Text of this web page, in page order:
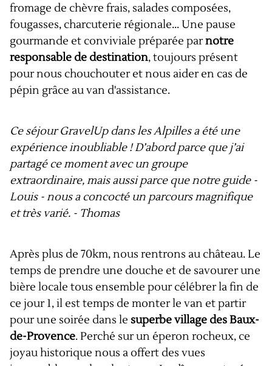
fromage de chèvre frais, salades composées,
fougasses, charcuterie régionale... Une pause
gourmande et conviviale préparée parnotre
responsable de destination, toujours présent
pour nous chouchouter et nous aider en cas de
pépin grâce au van d'assistance.
Ce séjour GravelUp dans les Alpilles a été une
expérience inoubliable ! D’abord parce que j’ai
partagé ce moment avec un groupe
extraordinaire, mais aussi parce que notre guide -
Louis - nous a concocté un parcours magnifique
et très varié. - Thomas
Après plus de 70km, nous rentrons au château. Le
temps de prendre une douche et de savourer une
bière locale tous ensemble pour célébrer la fin de
ce jour 1, il est temps de monter le van et partir
pour une soirée dans le superbe village des Baux-
de-Provence. Perché sur un éperon rocheux, ce
joyau historique nous a offert des vues